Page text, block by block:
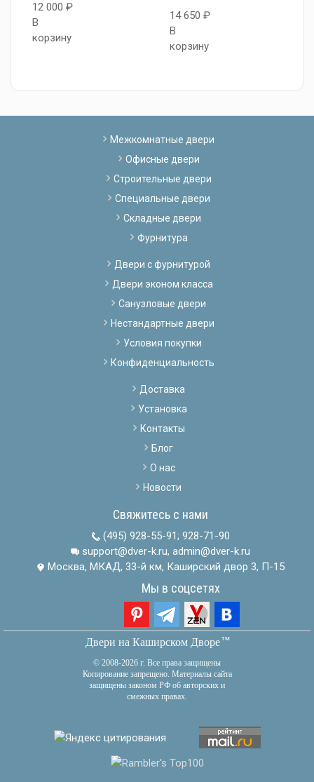
12 000 ₽
В
корзину
14 650 ₽
В
корзину
Межкомнатные двери
Офисные двери
Строительные двери
Специальные двери
Складные двери
Фурнитура
Двери с фурнитурой
Двери эконом класса
Санузловые двери
Нестандартные двери
Условия покупки
Конфиденциальность
Доставка
Установка
Контакты
Блог
О нас
Новости
Свяжитесь с нами
(495) 928-55-91; 928-71-90
support@dver-k.ru, admin@dver-k.ru
Москва, МКАД, 33-й км, Каширский двор 3, П-15
Мы в соцсетях
Двери на Каширском Дворетм
© 2008-2026 г. Все права защищены
Копирование запрещено. Материалы сайта
защищены законом РФ об авторских и
смежных правах.